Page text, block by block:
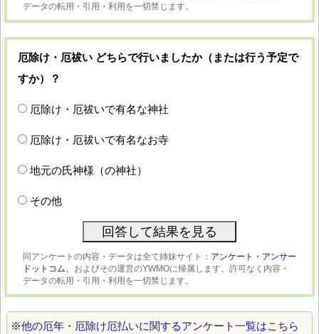
データの転用・引用・利用を一切禁じます。
厄除け・厄祓い どちらで行いましたか（または行う予定で
すか）？
厄除け・厄祓いで有名な神社
厄除け・厄祓いで有名なお寺
地元の氏神様（の神社）
その他
同アンケートの内容・データは全て姉妹サイト： アンケート・アンサー
ドットコム、 およびその運営のYWMOに帰属します。許可なく内容・
データの転用・引用・利用を一切禁じます。
※他の厄年・厄除け厄払いに関するアンケート一覧はこちら